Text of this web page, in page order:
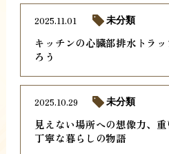
キッチンの心臓部排水トラ
ろう
2025.11.01 未分類
見えない場所への想像力、
丁寧な暮らしの物語
2025.10.29 未分類